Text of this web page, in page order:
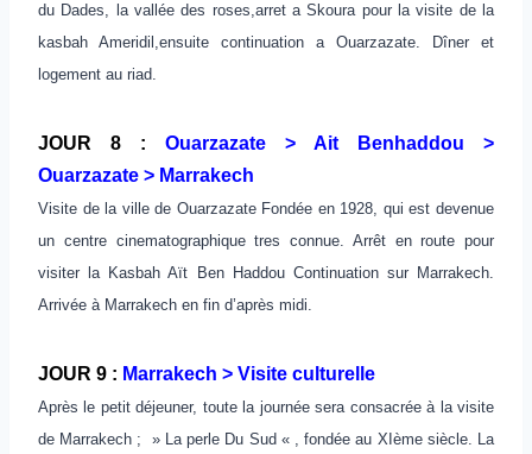
du Dades, la vallée des roses,arret a Skoura pour la visite de la
kasbah Ameridil,ensuite continuation a Ouarzazate. Dîner et
logement au riad.
JOUR 8 : Ouarzazate > Ait Benhaddou >
Ouarzazate > Marrakech
Visite de la ville de Ouarzazate Fondée en 1928, qui est devenue
un centre cinematographique tres connue. Arrêt en route pour
visiter la Kasbah Aït Ben Haddou Continuation sur Marrakech.
Arrivée à Marrakech en fin d’après midi.
JOUR 9 : Marrakech > Visite culturelle
Après le petit déjeuner, toute la journée sera consacrée à la visite
de Marrakech ; » La perle Du Sud « , fondée au XIème siècle. La